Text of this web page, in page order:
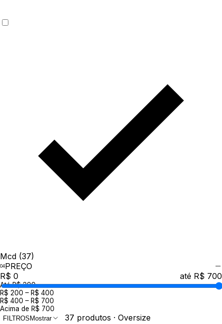
Mcd (37)
PREÇO
R$ 0
até R$ 700
Até R$ 200
R$ 200 – R$ 400
R$ 400 – R$ 700
Acima de R$ 700
FILTROS Mostrar 37 produtos · Oversize